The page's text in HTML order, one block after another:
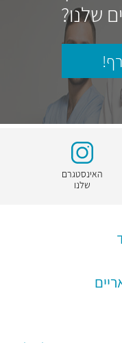
שלנו?
האינסטגרם
שלנו